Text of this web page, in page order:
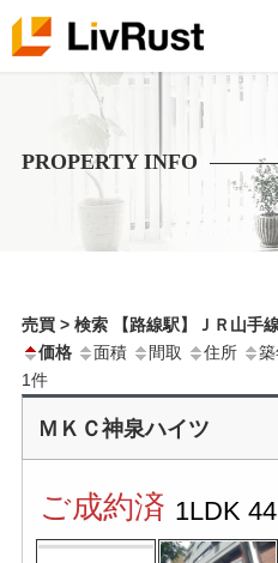
PROPERTY INFO
売買 > 検索 【路線駅】ＪＲ山手
価格
面積 間取 住所
築
1件
ＭＫＣ神泉ハイツ
ご成約済 1LDK